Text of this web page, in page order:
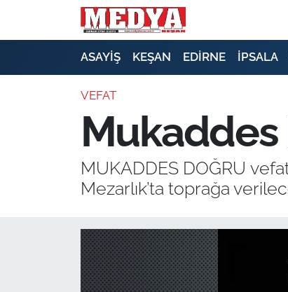
ASAYİŞ KEŞAN EDİRNE İPSALA
VEFAT
MUKADDES DOĞRU
Mezarlık’ta toprağa
E-GAZETE
SİYASET
GÜNDEM
EKONOMİ
SAĞLIK